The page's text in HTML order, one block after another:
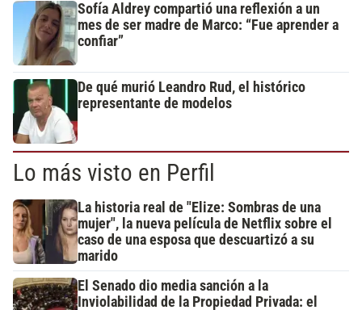
Sofía Aldrey compartió una reflexión a un
mes de ser madre de Marco: “Fue aprender a
confiar”
De qué murió Leandro Rud, el histórico
representante de modelos
Lo más visto en Perfil
La historia real de "Elize: Sombras de una
mujer", la nueva película de Netflix sobre el
caso de una esposa que descuartizó a su
marido
El Senado dio media sanción a la
Inviolabilidad de la Propiedad Privada: el